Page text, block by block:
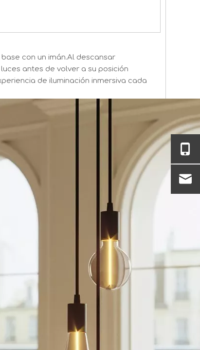
con un imán.Al descansar
antes de volver a su posición
de iluminación inmersiva cada